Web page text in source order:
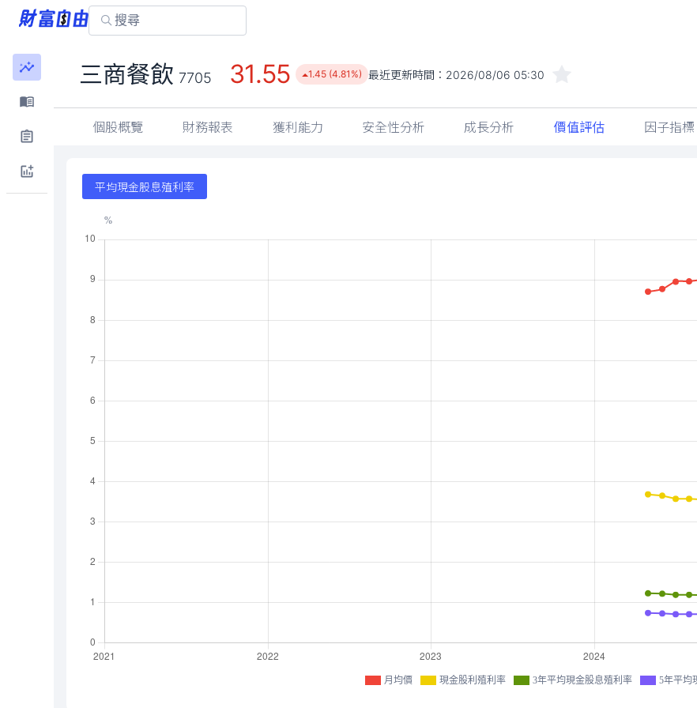
三商餐飲 7705 31.55 1.45 (4.81%) 最近更新時間： 2026/08/06 05:30
個股概覽 財務報表 獲利能力 安全性分析 成長分析 價值評估 因子指標
平均現金股息殖利率
月均價 現金股利殖利率 3年平均現金股息殖利率 5年平均